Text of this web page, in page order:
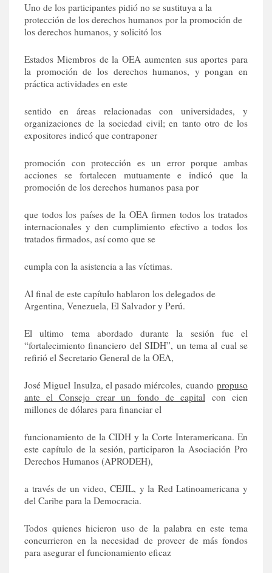
Uno de los participantes pidió no se sustituya a la
protección de los derechos humanos por la promoción de
los derechos humanos, y solicitó los
Estados Miembros de la OEA aumenten sus aportes para
la promoción de los derechos humanos, y pongan en
práctica actividades en este
sentido en áreas relacionadas con universidades, y
organizaciones de la sociedad civil; en tanto otro de los
expositores indicó que contraponer
promoción con protección es un error porque ambas
acciones se fortalecen mutuamente e indicó que la
promoción de los derechos humanos pasa por
que todos los países de la OEA firmen todos los tratados
internacionales y den cumplimiento efectivo a todos los
tratados firmados, así como que se
cumpla con la asistencia a las víctimas.
Al final de este capítulo hablaron los delegados de
Argentina, Venezuela, El Salvador y Perú.
El ultimo tema abordado durante la sesión fue el
“fortalecimiento financiero del SIDH”, un tema al cual se
refirió el Secretario General de la OEA,
José Miguel Insulza, el pasado miércoles, cuando propuso
ante el Consejo crear un fondo de capitalcon cien
millones de dólares para financiar el
funcionamiento de la CIDH y la Corte Interamericana. En
este capítulo de la sesión, participaron la Asociación Pro
Derechos Humanos (APRODEH),
a través de un video, CEJIL, y la Red Latinoamericana y
del Caribe para la Democracia.
Todos quienes hicieron uso de la palabra en este tema
concurrieron en la necesidad de proveer de más fondos
para asegurar el funcionamiento eficaz